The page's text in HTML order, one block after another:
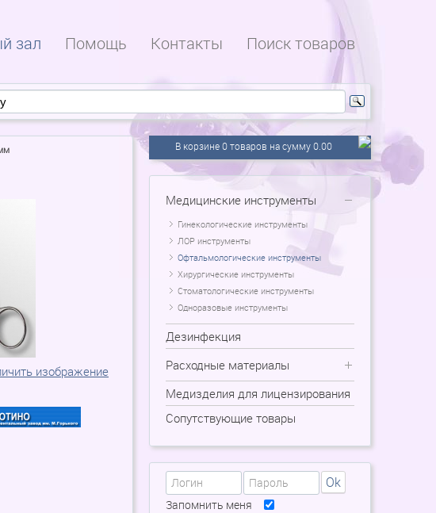
зал Помощь Контакты Поиск товаров
изображение
В корзине 0 товаров на сумму 0.00
Медицинские инструменты
Гинекологические инструменты
ЛОР инструменты
Офтальмологические инструменты
Хирургические инструменты
Стоматологические инструменты
Одноразовые инструменты
Дезинфекция
Расходные материалы
Медизделия для лицензирования
Сопутствующие товары
Ok
Запомнить меня